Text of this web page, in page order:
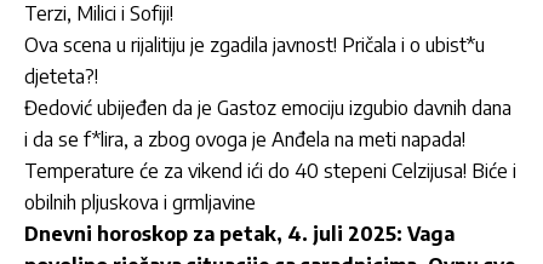
Terzi, Milici i Sofiji!
Ova scena u rijalitiju je zgadila javnost! Pričala i o ubist*u
djeteta?!
Đedović ubijeđen da je Gastoz emociju izgubio davnih dana
i da se f*lira, a zbog ovoga je Anđela na meti napada!
Temperature će za vikend ići do 40 stepeni Celzijusa! Biće i
obilnih pljuskova i grmljavine
Dnevni horoskop za petak, 4. juli 2025: Vaga